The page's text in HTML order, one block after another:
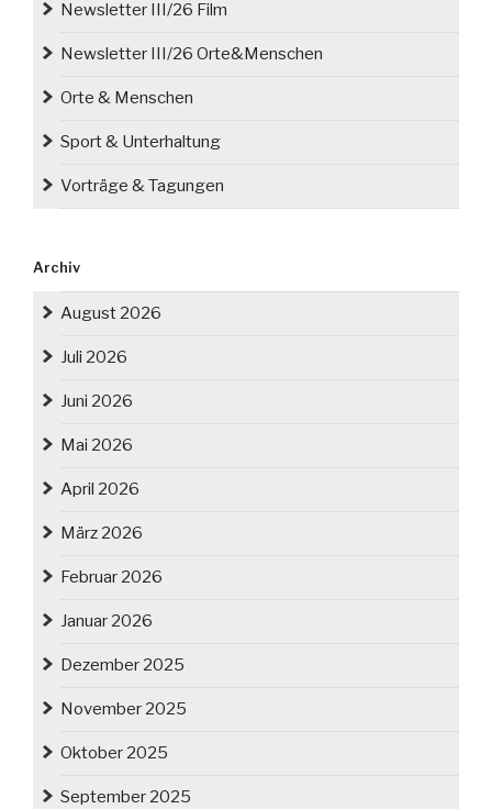
Newsletter III/26 Film
Newsletter III/26 Orte&Menschen
Orte & Menschen
Sport & Unterhaltung
Vorträge & Tagungen
Archiv
August 2026
Juli 2026
Juni 2026
Mai 2026
April 2026
März 2026
Februar 2026
Januar 2026
Dezember 2025
November 2025
Oktober 2025
September 2025